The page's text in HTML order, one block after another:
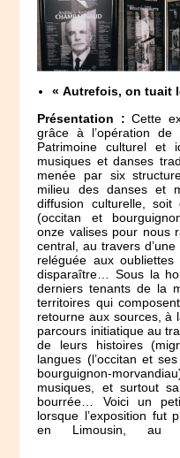
« Autrefois, on tuait
Présentation : Cette
grâce à l’opération de
Patrimoine culturel et
musiques et danses
menée par six
milieu des danses et
diffusion culturelle,
(occitan et
onze valises pour nous
central, au travers
reléguée aux
disparaître… Sous la
derniers tenants de la
territoires qui
retourne aux sources, à
parcours initiatique au
de leurs histoires
langues (l’occitan et
bourguignon-
musiques, et surtout
bourrée… Voici un
lorsque l’exposition fut
en Limousin,